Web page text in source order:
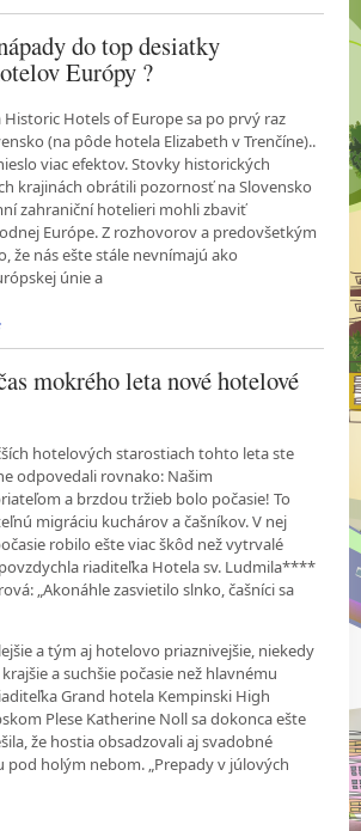
do top desiatky
Európy ?
Hotels of Europe sa po prvý raz
(na pôde hotela Elizabeth v Trenčíne)..
viac efektov. Stovky historických
krajinách obrátili pozornosť na Slovensko
zahraniční hotelieri mohli zbaviť
Európe. Z rozhovorov a predovšetkým
že nás ešte stále nevnímajú ako
únie a
mokrého leta nové hotelové
hotelových starostiach tohto leta ste
odpovedali rovnako: Našim
a brzdou tržieb bolo počasie! To
migráciu kuchárov a čašníkov. V nej
robilo ešte viac škôd než vytrvalé
riaditeľka Hotela sv. Ludmila****
„Akonáhle zasvietilo slnko, čašníci sa
a tým aj hotelovo priaznivejšie, niekedy
a suchšie počasie než hlavnému
Grand hotela Kempinski High
Plese Katherine Noll sa dokonca ešte
že hostia obsadzovali aj svadobné
pod holým nebom. „Prepady v júlových